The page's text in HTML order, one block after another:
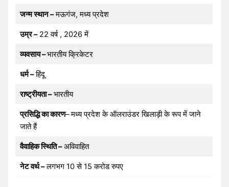
जन्म स्थान –मऊगंज, मध्य प्रदेश
उम्र –22 वर्ष , 2026 में
व्यवसाय –भारतीय क्रिकेटर
धर्म –हिंदू
राष्ट्रीयता –भारतीय
प्रसिद्धि का कारण– मध्य प्रदेश के ऑलराउंडर खिलाड़ी के रूप में जाने
जाते हैं
वैवाहिक स्थिति –अविवाहित
नेट वर्थ –लगभग 10 से 15 करोड रुपए